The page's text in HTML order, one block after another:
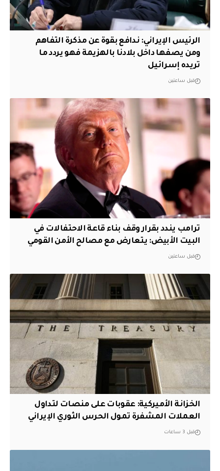
الرئيس الإيراني: ندافع بقوة عن مذكرة التفاهم
ومن يصفها داخل بلادنا بالهزيمة فهو يردد ما
تريده إسرائيل
قبل ساعتين
ترامب يندد بقرار وقف بناء قاعة الاحتفالات في
البيت الأبيض: يتعارض مع مصالح الأمن القومي
قبل ساعتين
الخزانة الأميركية: عقوبات على منصات لتداول
العملات المشفرة تمول الحرس الثوري الإيراني
قبل 3 ساعات